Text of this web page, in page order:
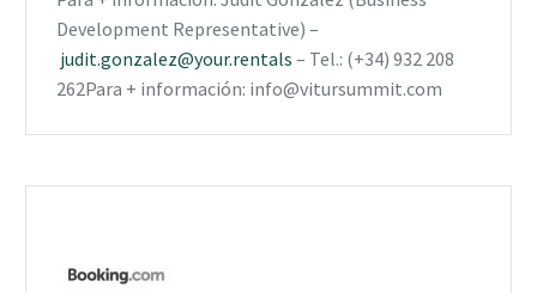
Development Representative) –
judit.gonzalez@your.rentals – Tel.: (+34) 932 208
262Para + información: info@vitursummit.com